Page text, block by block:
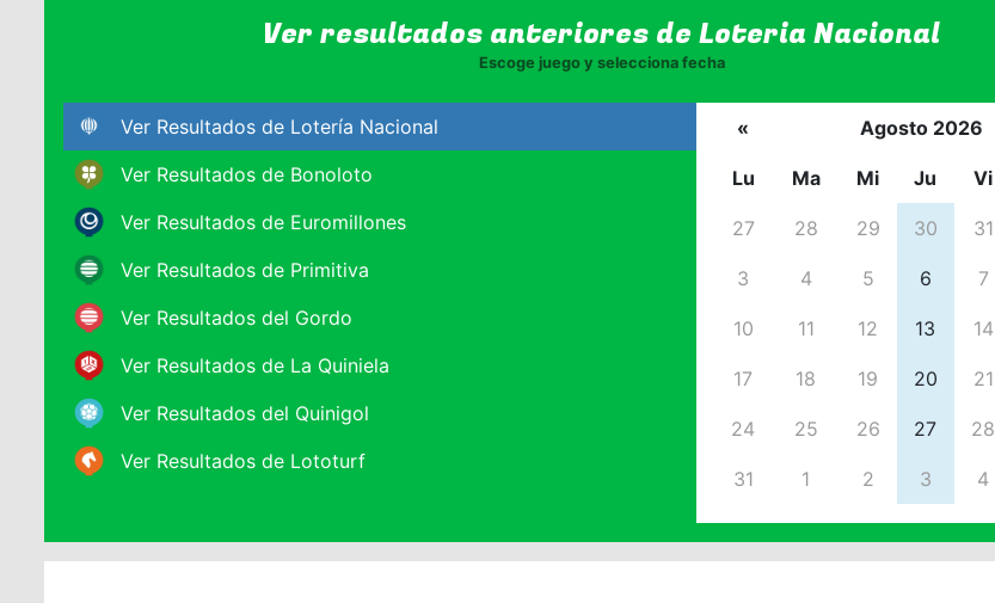
Ver resultados anteriores deLoteria Nacional
Escoge juego y selecciona fecha
Ver Resultados de Lotería Nacional
Ver Resultados de Bonoloto
Ver Resultados de Euromillones
Ver Resultados de Primitiva
Ver Resultados del Gordo
Ver Resultados de La Quiniela
Ver Resultados del Quinigol
Ver Resultados de Lototurf
« Agosto 2026
Lu Ma Mi Ju Vi
27 28 29 30 31
3 4 5 6 7
10 11 12 13 14
17 18 19 20 21
24 25 26 27 28
31 1 2 3 4